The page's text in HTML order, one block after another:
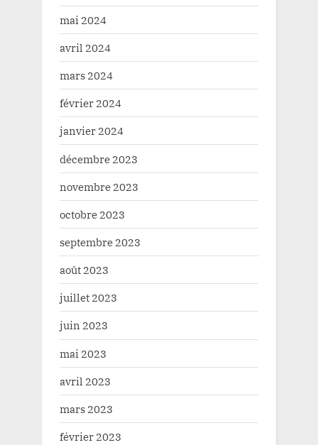
mai 2024
avril 2024
mars 2024
février 2024
janvier 2024
décembre 2023
novembre 2023
octobre 2023
septembre 2023
août 2023
juillet 2023
juin 2023
mai 2023
avril 2023
mars 2023
février 2023